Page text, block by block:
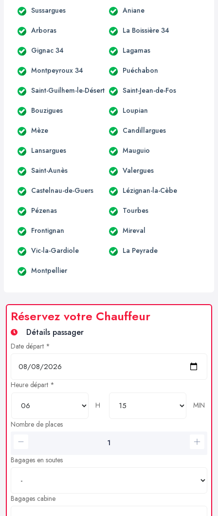
Sussargues Aniane
Arboras La Boissière 34
Gignac 34 Lagamas
Montpeyroux 34 Puéchabon
Saint-Guilhem-le-Désert Saint-Jean-de-Fos
Bouzigues Loupian
Mèze Candillargues
Lansargues Mauguio
Saint-Aunès Valergues
Castelnau-de-Guers Lézignan-la-Cèbe
Pézenas Tourbes
Frontignan Mireval
Vic-la-Gardiole La Peyrade
Montpellier
Réservez votre Chauffeur
Détails passager
Date départ *
Heure départ *
H
MIN
Nombre de places
Bagages en soutes
Bagages cabine